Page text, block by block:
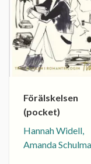
Förälskelsen
(pocket)
Hannah Widell,
Amanda